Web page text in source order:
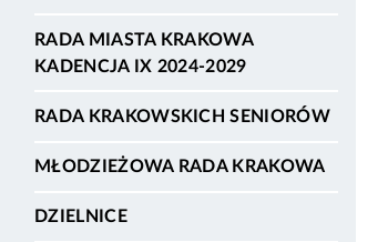
RADA MIASTA KRAKOWA
KADENCJA IX 2024-2029
RADA KRAKOWSKICH SENIORÓW
MŁODZIEŻOWA RADA KRAKOWA
DZIELNICE